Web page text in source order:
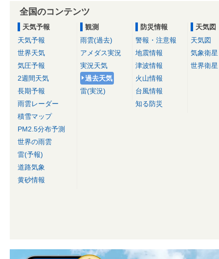
全国のコンテンツ
天気予報
天気予報
世界天気
気圧予報
2週間天気
長期予報
雨雲レーダー
積雪マップ
PM2.5分布予測
世界の雨雲
雷(予報)
道路気象
黄砂情報
観測
雨雲(過去)
アメダス実況
実況天気
過去天気
雷(実況)
防災情報
警報・注意報
地震情報
津波情報
火山情報
台風情報
知る防災
天気図
天気図
気象衛星
世界衛星